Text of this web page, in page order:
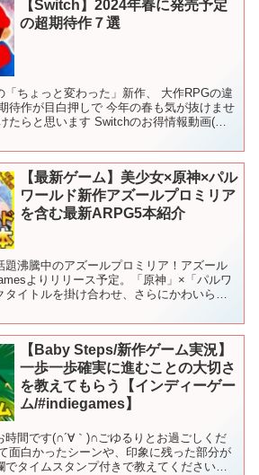
【Switch】2024年春に発売予定
の超期待作７選
「ちょっと変わった」新作、 大作RPGの違
待作が目白押しで 今年の春も気が抜けませ
たらと思います Switchのお得情報動画(初
【最新ゲーム】美少女×原神×パル
ワールド新作アズールプロミリア
を含む最新ARPG5本紹介
題沸騰中のアズールプロミリア！アズール
よりリリース予定。「原神」×「パルワ
タイトルを掛け合わせ、さらにかわいらし
【Baby Steps/新作ゲーム実況】
一歩一歩確実に進むことの大切さ
を教えてもらう【インディーゲー
ム/#indiegames】
時間です(∩´∀｀)∩ごゆるりとお過ごしくだ
面白かったシーンや、印象に残った部分が
でタイムスタンプ付きで教えてください！